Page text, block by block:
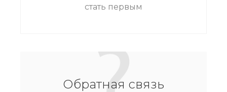
стать первым
Обратная связь